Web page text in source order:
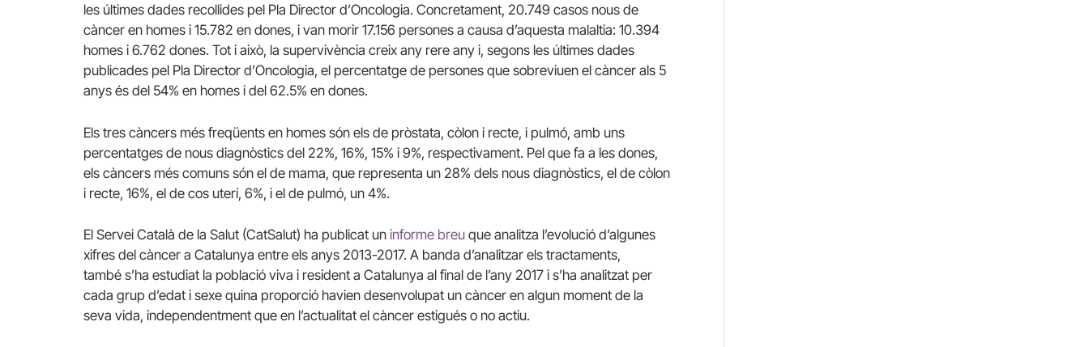
les últimes dades recollides pel Pla Director d’Oncologia. Concretament, 20.749 casos nous de
càncer en homes i 15.782 en dones, i van morir 17.156 persones a causa d’aquesta malaltia: 10.394
homes i 6.762 dones. Tot i això, la supervivència creix any rere any i, segons les últimes dades
publicades pel Pla Director d’Oncologia, el percentatge de persones que sobreviuen el càncer als 5
anys és del 54% en homes i del 62.5% en dones.
Els tres càncers més freqüents en homes són els de pròstata, còlon i recte, i pulmó, amb uns
percentatges de nous diagnòstics del 22%, 16%, 15% i 9%, respectivament. Pel que fa a les dones,
els càncers més comuns són el de mama, que representa un 28% dels nous diagnòstics, el de còlon
i recte, 16%, el de cos uterí, 6%, i el de pulmó, un 4%.
El Servei Català de la Salut (CatSalut) ha publicat un informe breu que analitza l’evolució d’algunes
xifres del càncer a Catalunya entre els anys 2013-2017. A banda d’analitzar els tractaments,
també s’ha estudiat la població viva i resident a Catalunya al final de l’any 2017 i s’ha analitzat per
cada grup d’edat i sexe quina proporció havien desenvolupat un càncer en algun moment de la
seva vida, independentment que en l’actualitat el càncer estigués o no actiu.